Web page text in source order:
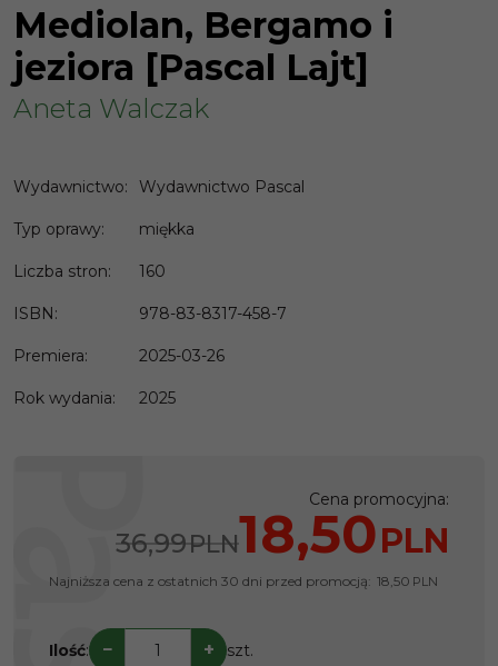
Mediolan, Bergamo i
jeziora [Pascal Lajt]
Aneta Walczak
Wydawnictwo: Wydawnictwo Pascal
Typ oprawy: miękka
Liczba stron: 160
ISBN: 978-83-8317-458-7
Premiera: 2025-03-26
Rok wydania: 2025
Cena promocyjna:
36,99PLN18,50PLN
Najniższa cena z ostatnich 30 dni przed promocją: 18,50 PLN
Ilość: − + szt.